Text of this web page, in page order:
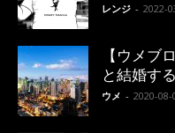
レンジ - 2022-
【ウメブ
と結婚す
ウメ - 2020-08-